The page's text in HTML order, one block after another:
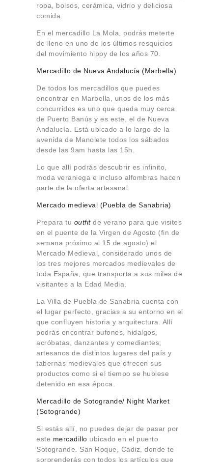
ropa, bolsos, cerámica, vidrio y deliciosa
comida.
En el mercadillo La Mola, podrás meterte
de lleno en uno de los últimos resquicios
del movimiento hippy de los años 70.
Mercadillo de Nueva Andalucía (Marbella)
De todos los mercadillos que puedes
encontrar en Marbella, unos de los más
concurridos es uno que queda muy cerca
de Puerto Banús y es este, el de Nueva
Andalucía. Está ubicado a lo largo de la
avenida de Manolete todos los sábados
desde las 9am hasta las 15h.
Lo que allí podrás descubrir es infinito,
moda veraniega e incluso alfombras hacen
parte de la oferta artesanal.
Mercado medieval (Puebla de Sanabria)
Prepara tu outfit de verano para que visites
en el puente de la Virgen de Agosto (fin de
semana próximo al 15 de agosto) el
Mercado Medieval, considerado unos de
los tres mejores mercados medievales de
toda España, que transporta a sus miles de
visitantes a la Edad Media.
La Villa de Puebla de Sanabria cuenta con
el lugar perfecto, gracias a su entorno en el
que confluyen historia y arquitectura. Allí
podrás encontrar bufones, hidalgos,
acróbatas, danzantes y comediantes;
artesanos de distintos lugares del país y
tabernas medievales que ofrecen sus
productos como si el tiempo se hubiese
detenido en esa época.
Mercadillo de Sotogrande/ Night Market
(Sotogrande)
Si estás allí, no puedes dejar de pasar por
este mercadillo ubicado en el puerto
Sotogrande. San Roque, Cádiz, donde te
sorprenderás con todos los artículos que